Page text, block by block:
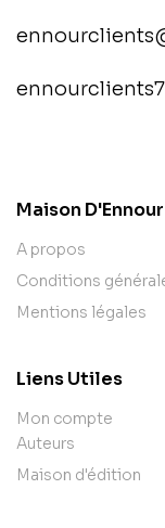
Maison D'Ennour
A propos
Conditions
Mentions légales
Liens Utiles
Mon compte
Auteurs
Maison d'édition